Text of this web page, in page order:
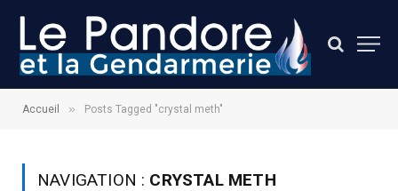
Accueil » Posts Tagged "crystal meth"
NAVIGATION : CRYSTAL METH